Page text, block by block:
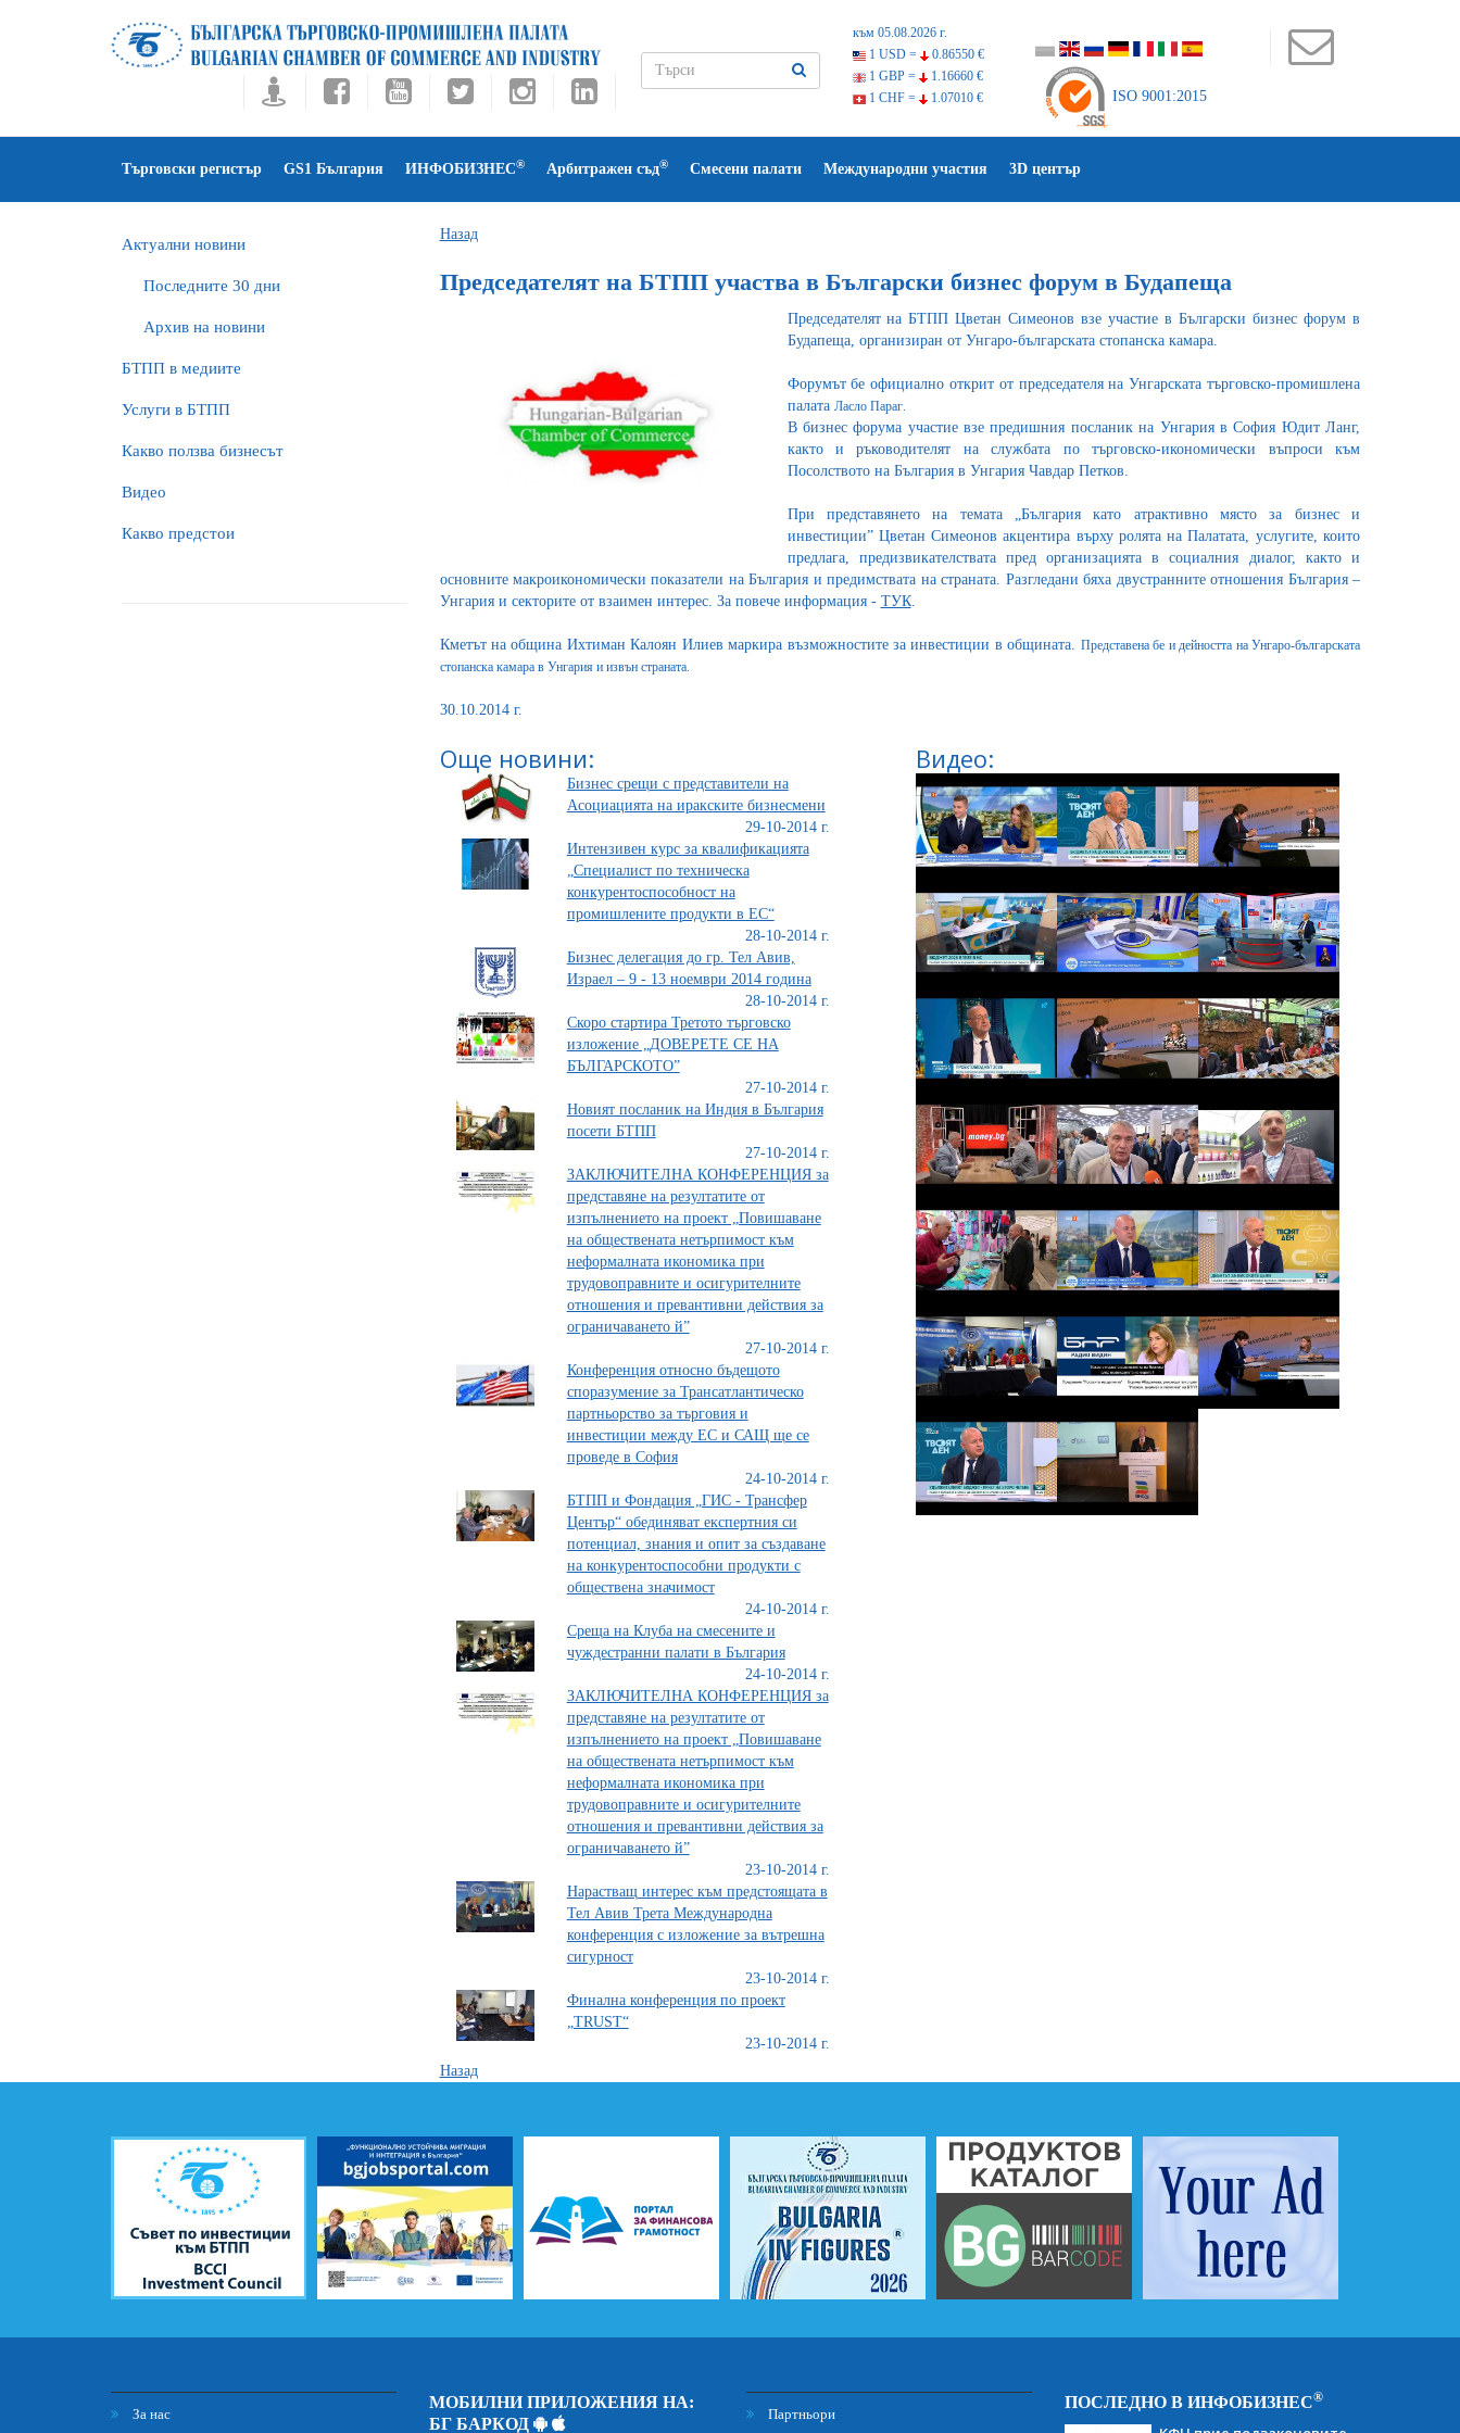
към 05.08.2026 г.
1 USD =
0.86550 €
1 GBP =
1.16660 €
1 CHF =
1.07010 € ISO 9001:2015
Търговски регистър GS1 България ИНФОБИЗНЕС® Арбитражен съд® Смесени палати Международни участия 3D център
Актуални новини
Последните 30 дни
Архив на новини
БTПП в медиите
Услуги в БТПП
Какво ползва бизнесът
Видео
Какво предстои
Назад
Председателят на БТПП участва в Български бизнес форум в Будапеща
Председателят на БТПП Цветан Симеонов взе участие в Български бизнес форум в
Будапеща, организиран от Унгаро-българската стопанска камара.
Форумът бе официално открит от председателя на Унгарската търговско-промишлена
палата Ласло Параг.
В бизнес форума участие взе предишния посланик на Унгария в София Юдит Ланг,
както и ръководителят на службата по търговско-икономически въпроси към
Посолството на България в Унгария Чавдар Петков.
При представянето на темата „България като атрактивно място за бизнес и
инвестиции” Цветан Симеонов акцентира върху ролята на Палатата, услугите, които
предлага, предизвикателствата пред организацията в социалния диалог, както и
основните макроикономически показатели на България и предимствата на страната. Разгледани бяха двустранните отношения България –
Унгария и секторите от взаимен интерес. За повече информация - ТУК.
Кметът на община Ихтиман Калоян Илиев маркира възможностите за инвестиции в общината. Представена бе и дейността на Унгаро-българската
стопанска камара в Унгария и извън страната.
30.10.2014 г.
Още новини:
Бизнес срещи с представители на
Асоциацията на иракските бизнесмени
29-10-2014 г.
Интензивен курс за квалификацията
„Специалист по техническа
конкурентоспособност на
промишлените продукти в ЕС“
28-10-2014 г.
Бизнес делегация до гр. Тел Авив,
Израел – 9 - 13 ноември 2014 година
28-10-2014 г.
Скоро стартира Третото търговско
изложение „ДОВЕРЕТЕ СЕ НА
БЪЛГАРСКОТО”
27-10-2014 г.
Новият посланик на Индия в България
посети БТПП
27-10-2014 г.
ЗАКЛЮЧИТЕЛНА КОНФЕРЕНЦИЯ за
представяне на резултатите от
изпълнението на проект „Повишаване
на обществената нетърпимост към
неформалната икономика при
трудовоправните и осигурителните
отношения и превантивни действия за
ограничаването й”
27-10-2014 г.
Конференция относно бъдещото
споразумение за Трансатлантическо
партньорство за търговия и
инвестиции между ЕС и САЩ ще се
проведе в София
24-10-2014 г.
БТПП и Фондация „ГИС - Трансфер
Център“ обединяват експертния си
потенциал, знания и опит за създаване
на конкурентоспособни продукти с
обществена значимост
24-10-2014 г.
Среща на Клуба на смесените и
чуждестранни палати в България
24-10-2014 г.
ЗАКЛЮЧИТЕЛНА КОНФЕРЕНЦИЯ за
представяне на резултатите от
изпълнението на проект „Повишаване
на обществената нетърпимост към
неформалната икономика при
трудовоправните и осигурителните
отношения и превантивни действия за
ограничаването й”
23-10-2014 г.
Нарастващ интерес към предстоящата в
Тел Авив Трета Международна
конференция с изложение за вътрешна
сигурност
23-10-2014 г.
Финална конференция по проект
„TRUST“
23-10-2014 г.
Видео:
Назад
За нас
МОБИЛНИ ПРИЛОЖЕНИЯ НА:
БГ БАРКОД
Партньори
ПОСЛЕДНО В ИНФОБИЗНЕС®